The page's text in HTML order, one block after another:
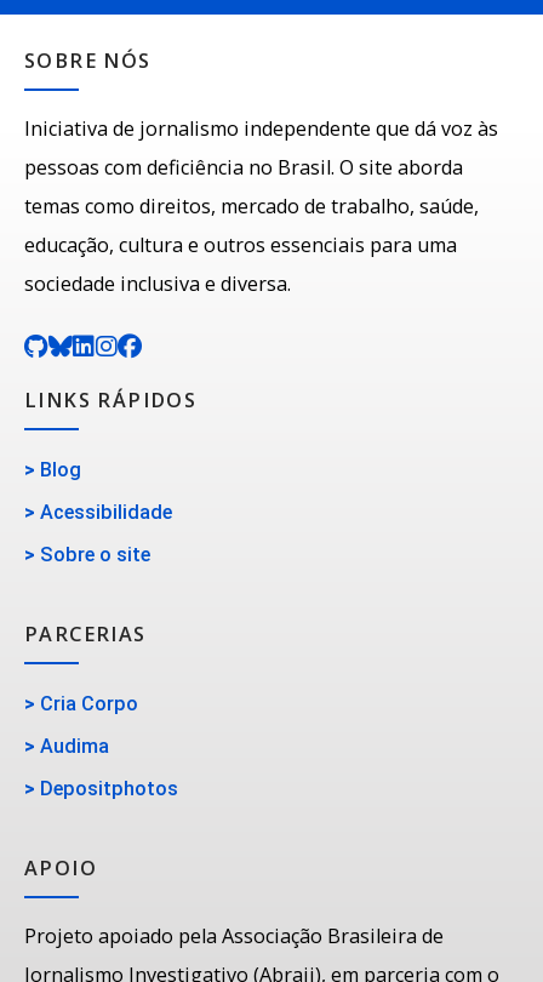
SOBRE NÓS
Iniciativa de jornalismo independente que dá voz às
pessoas com deficiência no Brasil. O site aborda
temas como direitos, mercado de trabalho, saúde,
educação, cultura e outros essenciais para uma
sociedade inclusiva e diversa.
LINKS RÁPIDOS
> Blog
> Acessibilidade
> Sobre o site
PARCERIAS
> Cria Corpo
> Audima
> Depositphotos
APOIO
Projeto apoiado pela Associação Brasileira de
Jornalismo Investigativo (Abraji), em parceria com o